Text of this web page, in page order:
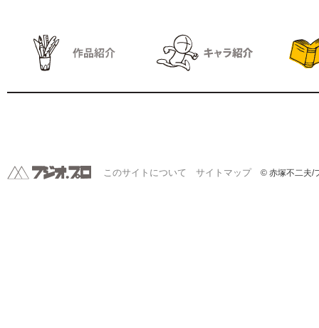
このサイトについて サイトマップ © 赤塚不二夫/